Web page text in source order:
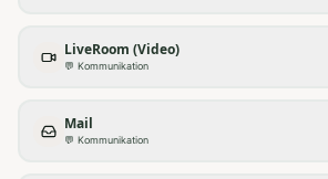
LiveRoom (Video)
💬 Kommunikation
Mail
💬 Kommunikation